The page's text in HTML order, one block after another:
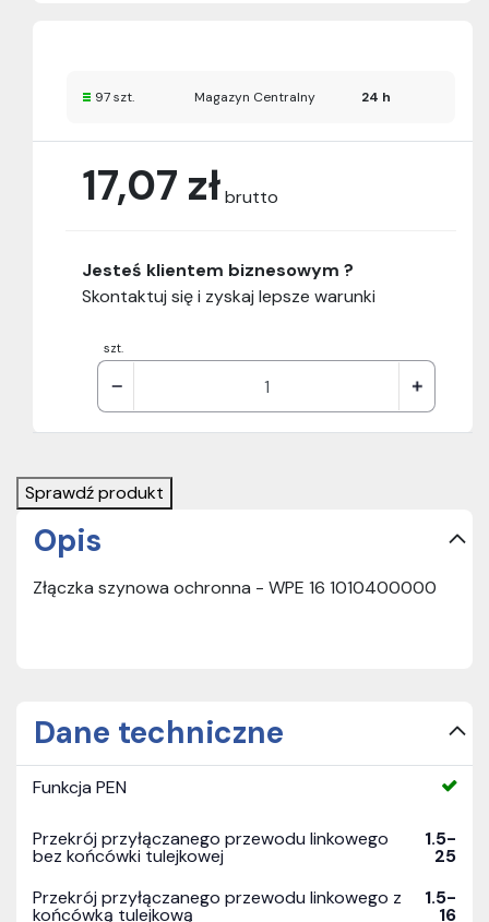
17,07 złbrutto
szt.
Jesteś klientem biznesowym ?
Skontaktuj się i zyskaj lepsze warunki
97 szt. Magazyn Centralny 24 h
Sprawdź produkt
Opis
Złączka szynowa ochronna - WPE 16 1010400000
Dane techniczne
Funkcja PEN
Przekrój przyłączanego przewodu linkowego
bez końcówki tulejkowej
1.5-
25
Przekrój przyłączanego przewodu linkowego z
końcówką tulejkową
1.5-
16